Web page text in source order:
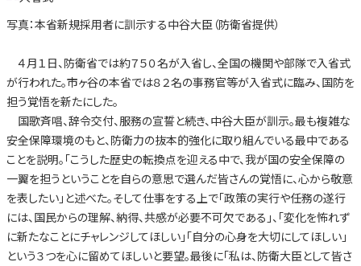
写真：本省新規採用者に訓示する中谷大臣（防衛省提供）
４月１日、防衛省では約７５０名が入省し、全国の機関や部隊で入省式
が行われた。市ヶ谷の本省では８２名の事務官等が入省式に臨み、国防を
担う覚悟を新たにした。
国歌斉唱、辞令交付、服務の宣誓と続き、中谷大臣が訓示。最も複雑な
安全保障環境のもと、防衛力の抜本的強化に取り組んでいる最中である
ことを説明。「こうした歴史の転換点を迎える中で、我が国の安全保障の
一翼を担うということを自らの意思で選んだ皆さんの覚悟に、心から敬意
を表したい」と述べた。そして仕事をする上で「政策の実行や任務の遂行
には、国民からの理解、納得、共感が必要不可欠である」、「変化を怖れず
に新たなことにチャレンジしてほしい」「自分の心身を大切にしてほしい」
という３つを心に留めてほしいと要望。最後に「私は、防衛大臣として皆さ